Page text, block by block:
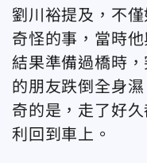
劉川裕提及，不
奇怪的事，當時
結果準備過橋時
的朋友跌倒全身
奇的是，走了好
利回到車上。